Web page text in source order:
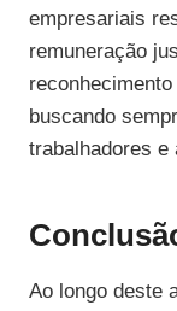
empresariais
remuneração
buscando
trabalhadores e
Ao longo deste